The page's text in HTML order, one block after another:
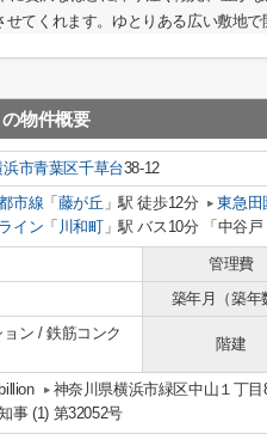
てくれます。ゆとりある広い敷地で
の物件概要
浜市青葉区千草台38-12
市線 「 藤が丘 」駅 徒歩12分 東急田
イン 「 川和町」駅 バス10分 「中谷
管理費
築年月（築年
ン / 鉄筋コンク
階建
神奈川県横浜市緑区中山１丁目
事 (1) 第32052号